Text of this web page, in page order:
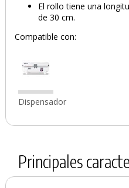
El rollo tiene una
de 30 cm.
Compatible con:
Dispensador
Principales